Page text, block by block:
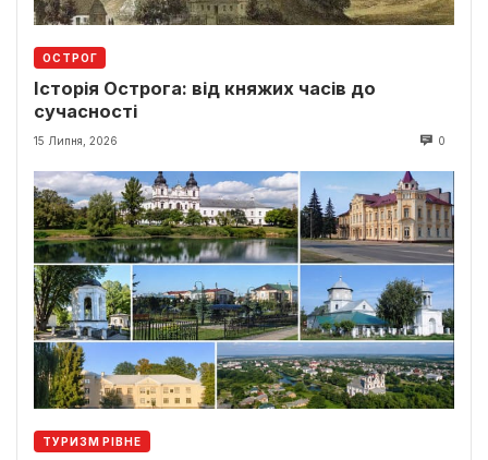
ОСТРОГ
Історія Острога: від княжих часів до
сучасності
15 Липня, 2026 0
ТУРИЗМ РІВНЕ